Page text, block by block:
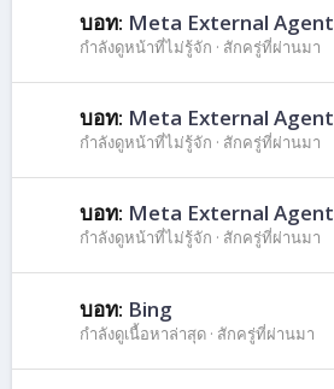
บอท: Meta External Agent
กำลังดูหน้าที่ไม่รู้จัก สักครู่ที่ผ่านมา
บอท: Meta External Agent
กำลังดูหน้าที่ไม่รู้จัก สักครู่ที่ผ่านมา
บอท: Meta External Agent
กำลังดูหน้าที่ไม่รู้จัก สักครู่ที่ผ่านมา
บอท: Bing
กำลังดูเนื้อหาล่าสุด สักครู่ที่ผ่านมา